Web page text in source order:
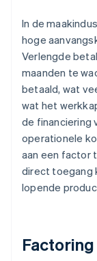
In de
hoge
Verlengde
maanden te
betaald, wat
wat het
de financiering
operationele
aan een factor
direct toegang
lopende